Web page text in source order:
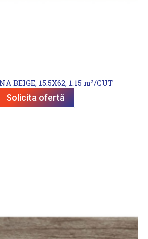
BEIGE, 15.5X62, 1.15 m²/CUT
Solicita ofertă